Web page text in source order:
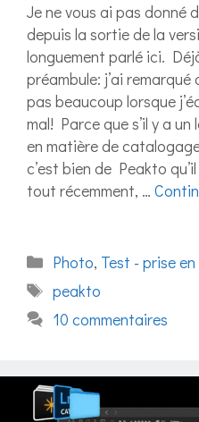
Je ne vous ai pas donné
depuis la sortie de la
longuement parlé ici.
préambule: j’ai
pas beaucoup lorsque
mal! Parce que s’il y a
en matière de
c’est bien de Peakto
tout récemment, …
Catégories
Photo, Test - prise en
Étiquettes
peakto
10 commentaires